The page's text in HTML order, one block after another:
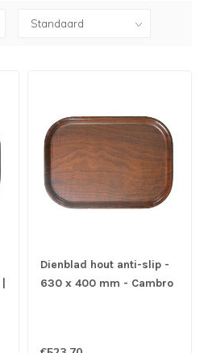
Dienblad hout anti-slip -
630 x 400 mm - Cambro